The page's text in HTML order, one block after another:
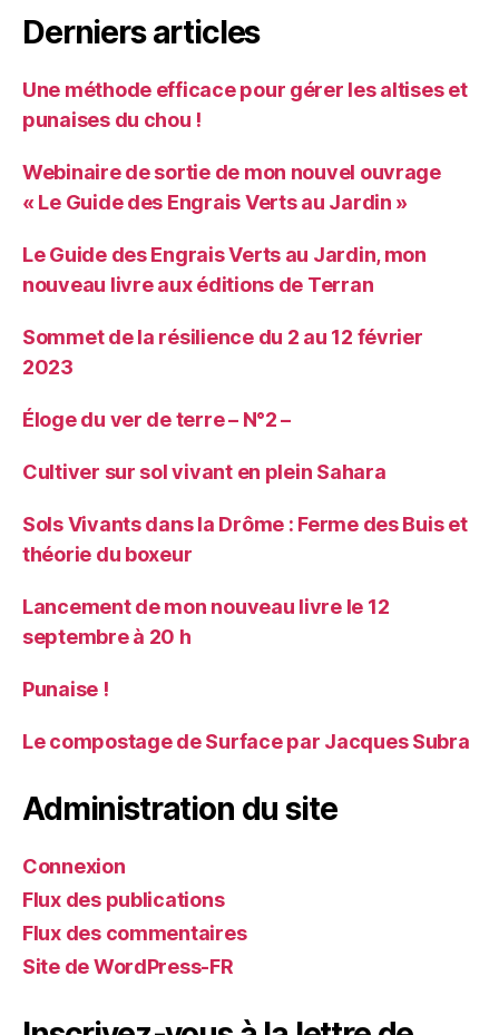
Derniers articles
Une méthode efficace pour gérer les altises et
punaises du chou !
Webinaire de sortie de mon nouvel ouvrage
« Le Guide des Engrais Verts au Jardin »
Le Guide des Engrais Verts au Jardin, mon
nouveau livre aux éditions de Terran
Sommet de la résilience du 2 au 12 février
2023
Éloge du ver de terre – N°2 –
Cultiver sur sol vivant en plein Sahara
Sols Vivants dans la Drôme : Ferme des Buis et
théorie du boxeur
Lancement de mon nouveau livre le 12
septembre à 20 h
Punaise !
Le compostage de Surface par Jacques Subra
Administration du site
Connexion
Flux des publications
Flux des commentaires
Site de WordPress-FR